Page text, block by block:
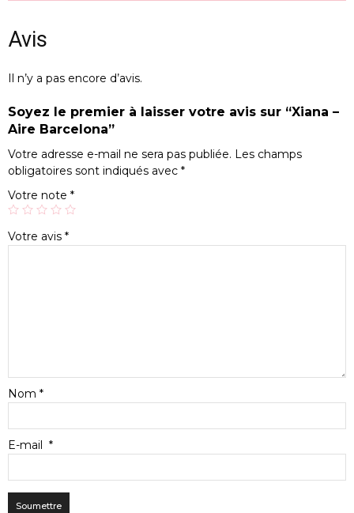
Avis
Il n’y a pas encore d’avis.
Soyez le premier à laisser votre avis sur “Xiana –
Aire Barcelona”
Votre adresse e-mail ne sera pas publiée. Les champs
obligatoires sont indiqués avec *
Votre note *
Votre avis *
Nom *
E-mail *